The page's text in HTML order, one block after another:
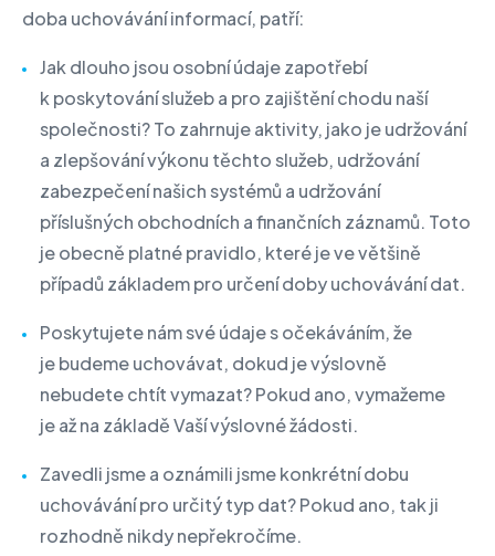
doba uchovávání informací, patří:
Jak dlouho jsou osobní údaje zapotřebí
k poskytování služeb a pro zajištění chodu naší
společnosti? To zahrnuje aktivity, jako je udržování
a zlepšování výkonu těchto služeb, udržování
zabezpečení našich systémů a udržování
příslušných obchodních a finančních záznamů. Toto
je obecně platné pravidlo, které je ve většině
případů základem pro určení doby uchovávání dat.
Poskytujete nám své údaje s očekáváním, že
je budeme uchovávat, dokud je výslovně
nebudete chtít vymazat? Pokud ano, vymažeme
je až na základě Vaší výslovné žádosti.
Zavedli jsme a oznámili jsme konkrétní dobu
uchovávání pro určitý typ dat? Pokud ano, tak ji
rozhodně nikdy nepřekročíme.